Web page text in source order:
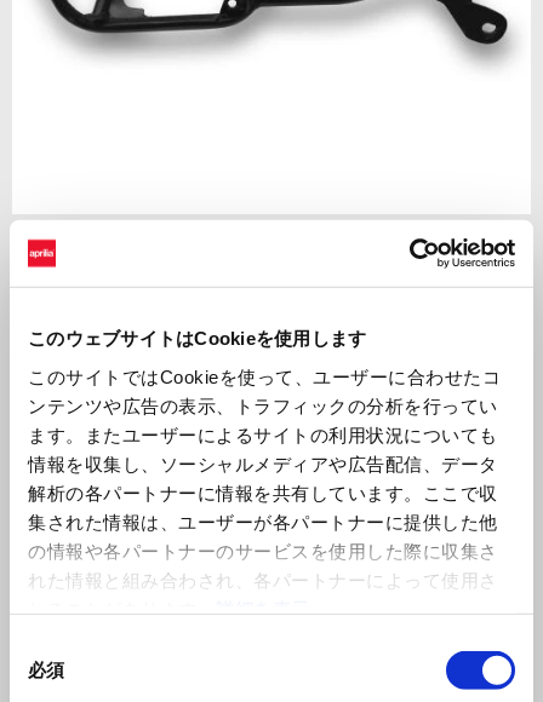
このウェブサイトはCookieを使用します
このサイトではCookieを使って、ユーザーに合わせたコ
ンテンツや広告の表示、トラフィックの分析を行ってい
ます。またユーザーによるサイトの利用状況についても
情報を収集し、ソーシャルメディアや広告配信、データ
解析の各パートナーに情報を共有しています。ここで収
集された情報は、ユーザーが各パートナーに提供した他
の情報や各パートナーのサービスを使用した際に収集さ
れた情報と組み合わされ、各パートナーによって使用さ
必須
BLACK
Item
¥ 0